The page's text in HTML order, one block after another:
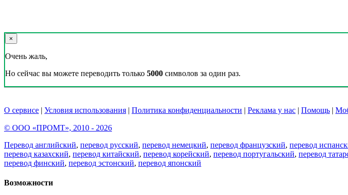
×
Очень жаль,
Но сейчас вы можете переводить только 5000 символов за один раз.
О сервисе | Условия использования | Политика конфиденциальности | Реклама у нас | Помощь |
© ООО «ПРОМТ», 2010 - 2026
Перевод английский, перевод русский, перевод немецкий, перевод французский, перевод
перевод казахский, перевод китайский, перевод корейский, перевод португальский, перевод
перевод финский, перевод эстонский, перевод японский
Возможности